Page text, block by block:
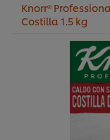
Knorr®
Costilla 1.5 kg